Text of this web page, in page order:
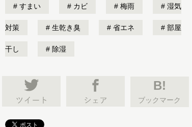
すまい カビ 梅雨 湿気
対策 生乾き臭 省エネ 部屋
干し 除湿
B!
ブックマーク